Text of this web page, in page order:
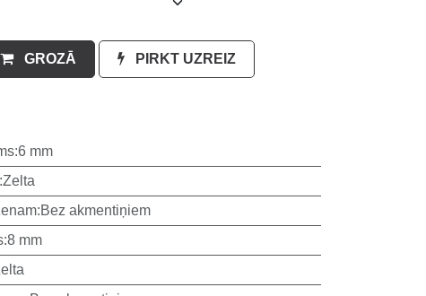
GROZĀ PIRKT UZREIZ
:6 mm
:Zelta
:Bez akmentiņiem
:8 mm